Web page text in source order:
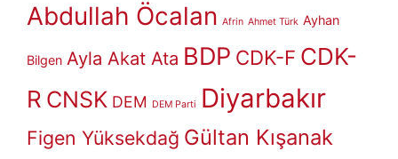
Abdullah Öcalan Afrin Ahmet Türk Ayhan
Bilgen Ayla Akat Ata BDP CDK-F CDK-
R CNSK DEM DEM Parti Diyarbakır
Figen Yüksekdağ Gültan Kışanak